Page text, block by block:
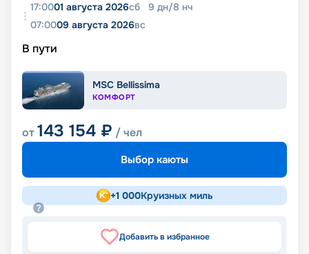
17:0001 августа 2026сб 9 дн/8 нч
07:0009 августа 2026вс
В пути
MSC Bellissima
КОМФОРТ
от143 154 ₽ / чел
Выбор каюты
+1 000Круизных миль
Добавить в избранное